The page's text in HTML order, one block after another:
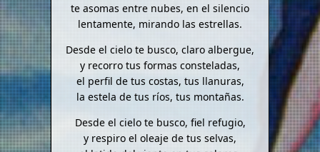
te asomas entre nubes, en el silencio
lentamente, mirando las estrellas.
Desde el cielo te busco, claro albergue,
y recorro tus formas consteladas,
el perfil de tus costas, tus llanuras,
la estela de tus ríos, tus montañas.
Desde el cielo te busco, fiel refugio,
y respiro el oleaje de tus selvas,